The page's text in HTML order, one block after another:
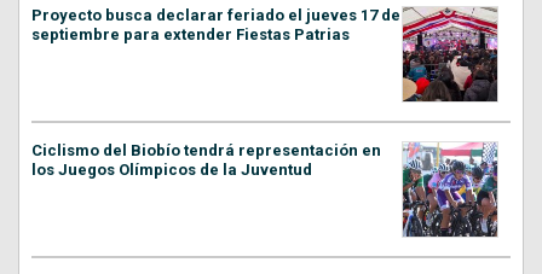
Proyecto busca declarar feriado el jueves 17 de
septiembre para extender Fiestas Patrias
Ciclismo del Biobío tendrá representación en
los Juegos Olímpicos de la Juventud